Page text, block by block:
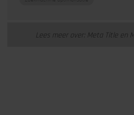
Lees meer over: Meta Title en